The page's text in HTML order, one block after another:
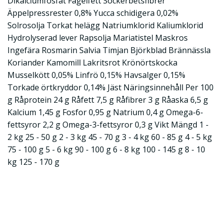
Äppelpressrester 0,8% Yucca schidigera 0,02%
Solrosolja Torkat helägg Natriumklorid Kaliumklorid
Hydrolyserad lever Rapsolja Mariatistel Maskros
Ingefära Rosmarin Salvia Timjan Björkblad Brännässla
Koriander Kamomill Lakritsrot Krönörtskocka
Musselkött 0,05% Linfrö 0,15% Havsalger 0,15%
Torkade örtkryddor 0,14% Jäst Näringsinnehåll Per 100
g Råprotein 24 g Råfett 7,5 g Råfibrer 3 g Råaska 6,5 g
Kalcium 1,45 g Fosfor 0,95 g Natrium 0,4 g Omega-6-
fettsyror 2,2 g Omega-3-fettsyror 0,3 g Vikt Mängd 1 -
2 kg 25 - 50 g 2 - 3 kg 45 - 70 g 3 - 4 kg 60 - 85 g 4 - 5 kg
75 - 100 g 5 - 6 kg 90 - 100 g 6 - 8 kg 100 - 145 g 8 - 10
kg 125 - 170 g